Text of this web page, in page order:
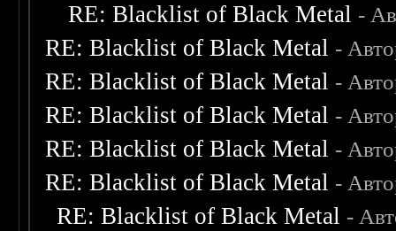
RE: Blacklist of Black Metal -
RE: Blacklist of Black Metal -
RE: Blacklist of Black Metal -
RE: Blacklist of Black Metal -
RE: Blacklist of Black Metal -
RE: Blacklist of Black Metal -
RE: Blacklist of Black Metal -